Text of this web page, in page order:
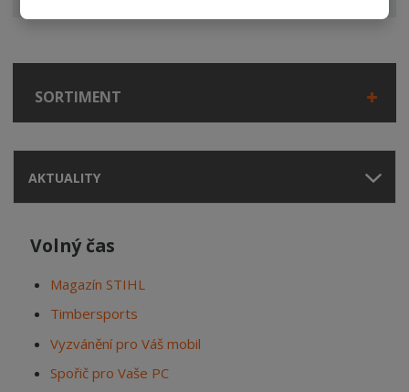
SORTIMENT
AKTUALITY
Volný čas
Magazín STIHL
Timbersports
Vyzvánění pro Váš mobil
Spořič pro Vaše PC